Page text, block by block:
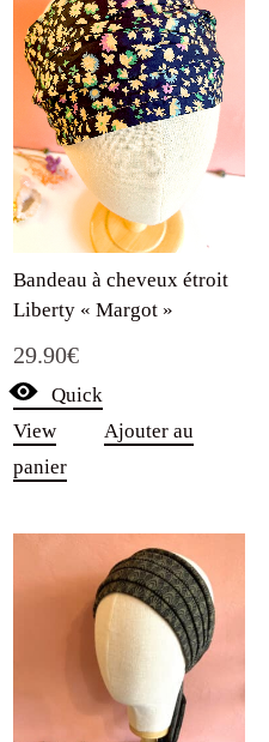
Bandeau à cheveux étroit
Liberty « Margot »
29.90€
Quick
View
Ajouter au
panier